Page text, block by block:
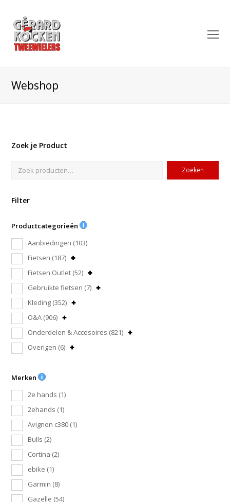
Webshop
Zoek je Product
Zoeken
Filter
Productcategorieën
Aanbiedingen (103)
Fietsen (187)
Fietsen Outlet (52)
Gebruikte fietsen (7)
Kleding (352)
O&A (906)
Onderdelen & Accesoires (821)
Overigen (6)
Merken
2e hands (1)
2ehands (1)
Avignon c380 (1)
Bulls (2)
Cortina (2)
ebike (1)
Garmin (8)
Gazelle (54)